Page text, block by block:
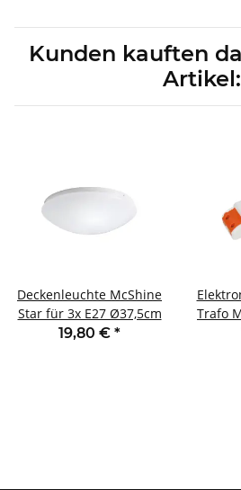
Kunden kauften
Artikel:
Deckenleuchte McShine
Star für 3x E27 Ø37,5cm
19,80 € *
Trafo